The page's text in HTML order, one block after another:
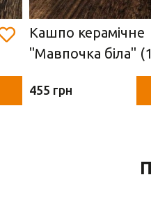
Кашпо керамічне
"Мавпочка біла"
455 грн